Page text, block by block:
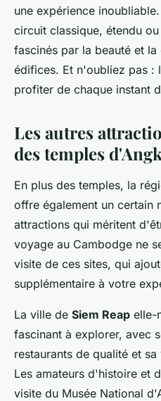
une expérience
circuit classique, étendu
fascinés par la beauté et
édifices. Et n'oubliez pas :
profiter de chaque instant
Les autres
des temples
En plus des temples, la
offre également un certain
attractions qui méritent
voyage au Cambodge ne
visite de ces sites, qui
supplémentaire à votre
La ville de Siem Reap elle-
fascinant à explorer, avec
restaurants de qualité et
Les amateurs d'histoire et
visite du Musée National